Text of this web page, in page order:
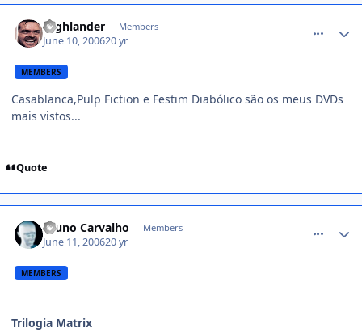
Highlander Members
June 10, 200620 yr
MEMBERS
Casablanca,Pulp Fiction e Festim Diabólico são os meus DVDs
mais vistos...
Quote
Bruno Carvalho Members
June 11, 200620 yr
MEMBERS
Trilogia Matrix